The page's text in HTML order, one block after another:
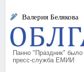
Валерия Белякова
Панно "Праздник" было
пресс-служба ЕМИИ